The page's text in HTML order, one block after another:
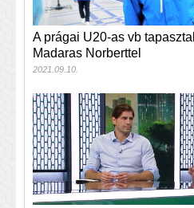
A prágai U20-as vb
Madaras Norberttel
2021.09.10.